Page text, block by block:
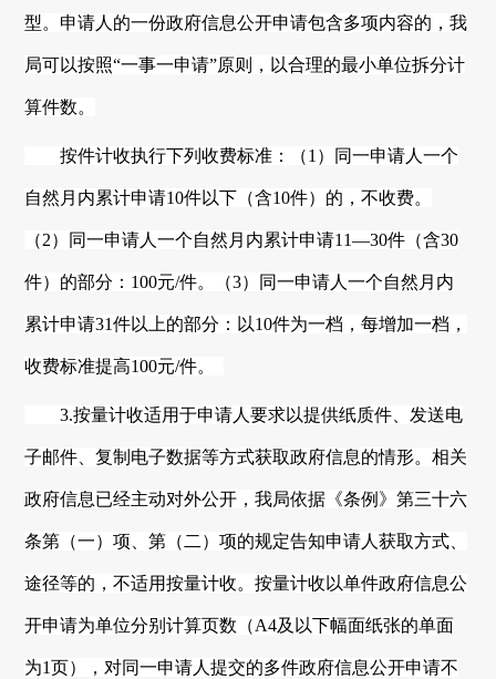
型。申请人的一份政府信息公开申请包含多项内容的，我
局可以按照“一事一申请”原则，以合理的最小单位拆分计
算件数。
按件计收执行下列收费标准：（1）同一申请人一个
自然月内累计申请10件以下（含10件）的，不收费。
（2）同一申请人一个自然月内累计申请11—30件（含30
件）的部分：100元/件。（3）同一申请人一个自然月内
累计申请31件以上的部分：以10件为一档，每增加一档，
收费标准提高100元/件。
3.按量计收适用于申请人要求以提供纸质件、发送电
子邮件、复制电子数据等方式获取政府信息的情形。相关
政府信息已经主动对外公开，我局依据《条例》第三十六
条第（一）项、第（二）项的规定告知申请人获取方式、
途径等的，不适用按量计收。按量计收以单件政府信息公
开申请为单位分别计算页数（A4及以下幅面纸张的单面
为1页），对同一申请人提交的多件政府信息公开申请不